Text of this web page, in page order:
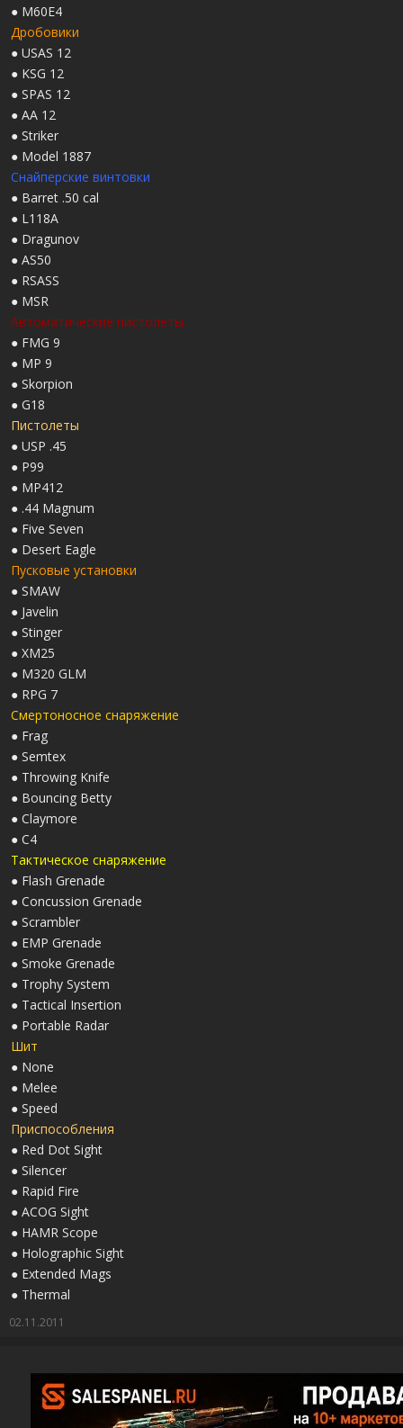
● M60E4
Дробовики
● USAS 12
● KSG 12
● SPAS 12
● AA 12
● Striker
● Model 1887
Снайперские винтовки
● Barret .50 cal
● L118A
● Dragunov
● AS50
● RSASS
● MSR
Автоматические пистолеты
● FMG 9
● MP 9
● Skorpion
● G18
Пистолеты
● USP .45
● P99
● MP412
● .44 Magnum
● Five Seven
● Desert Eagle
Пусковые установки
● SMAW
● Javelin
● Stinger
● XM25
● M320 GLM
● RPG 7
Смертоносное снаряжение
● Frag
● Semtex
● Throwing Knife
● Bouncing Betty
● Claymore
● C4
Тактическое снаряжение
● Flash Grenade
● Concussion Grenade
● Scrambler
● EMP Grenade
● Smoke Grenade
● Trophy System
● Tactical Insertion
● Portable Radar
Шит
● None
● Melee
● Speed
Приспособления
● Red Dot Sight
● Silencer
● Rapid Fire
● ACOG Sight
● HAMR Scope
● Holographic Sight
● Extended Mags
● Thermal
02.11.2011